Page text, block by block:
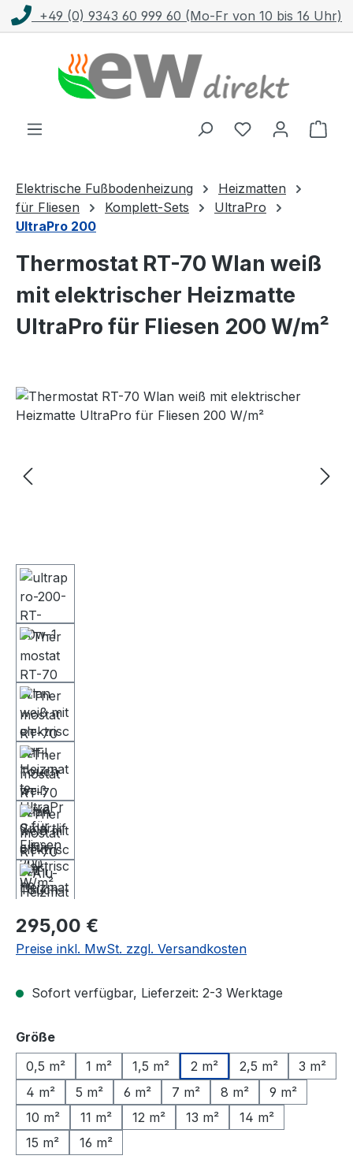
Zum Hauptinhalt springen
+49 (0) 9343 60 999 60 (Mo-Fr von 10 bis 16 Uhr)
Elektrische Fußbodenheizung
Heizmatten
für Fliesen
Komplett-Sets
UltraPro
UltraPro 200
Thermostat RT-70 Wlan weiß
mit elektrischer Heizmatte
UltraPro für Fliesen 200 W/m²
Bildergalerie überspringen
Regulärer Preis:
295,00 €
Preise inkl. MwSt. zzgl. Versandkosten
Sofort verfügbar, Lieferzeit: 2-3 Werktage
Größeauswählen
0,5 m²
1 m² 1,5 m² 2 m² 2,5 m²
3 m²
4 m²
5 m² 6 m² 7 m² 8 m²
9 m²
10 m²
11 m² 12 m² 13 m²
14 m²
15 m²
16 m²